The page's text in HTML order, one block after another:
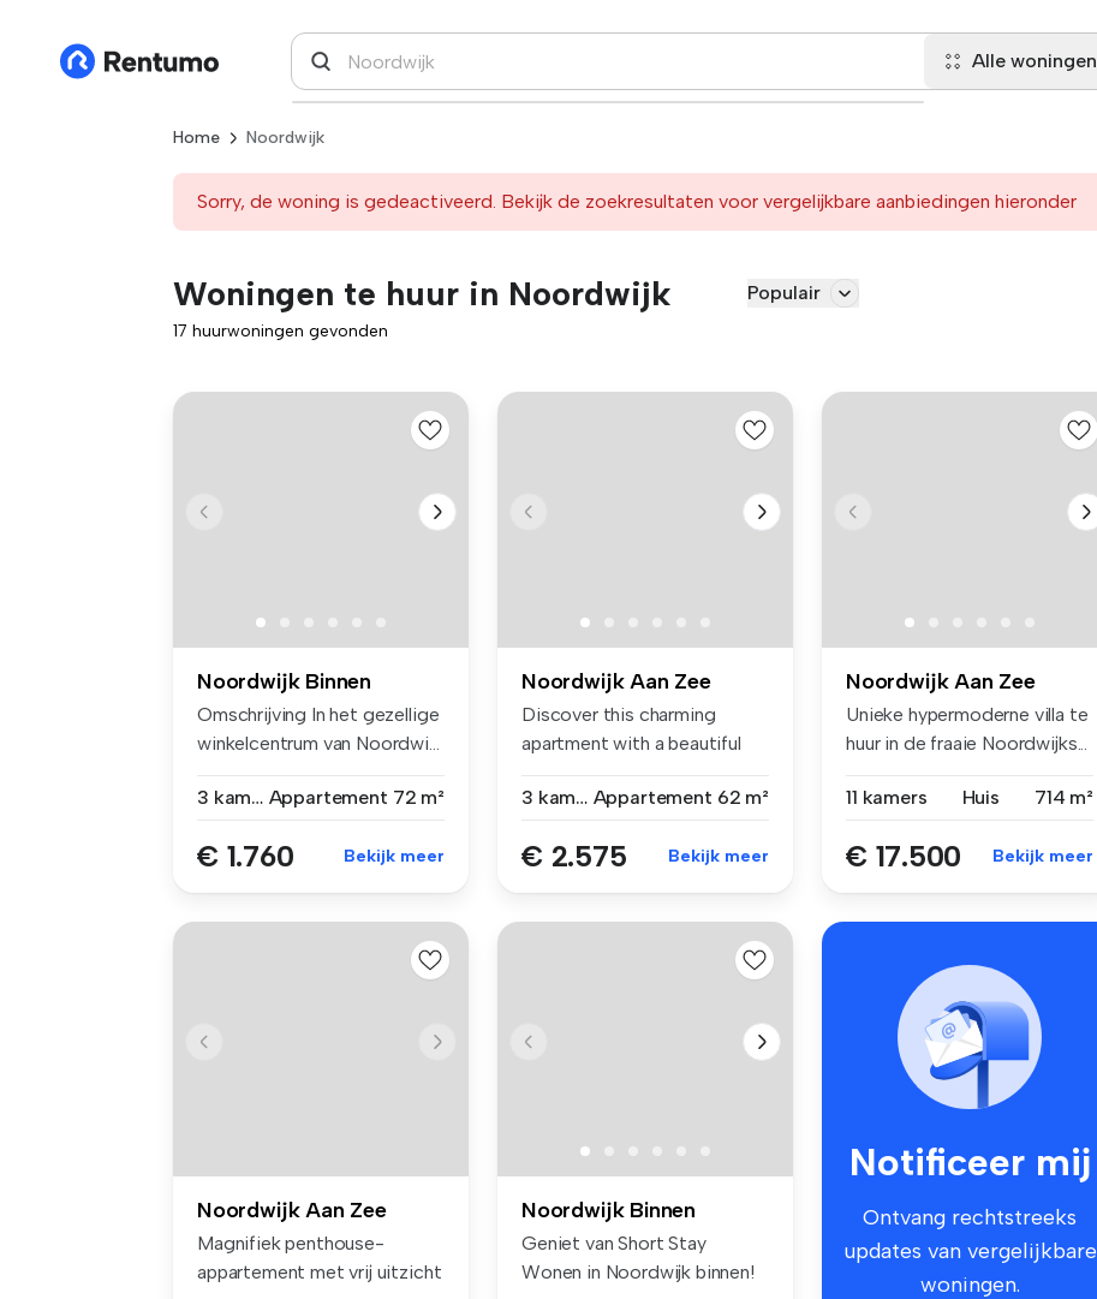
Alle woningen
Home Noordwijk
Sorry, de woning is gedeactiveerd. Bekijk de zoekresultaten voor vergelijkbare aanbiedingen hieronder
Woningen te huur in Noordwijk Populair
17 huurwoningen gevonden
Noordwijk Binnen
Omschrijving In het gezellige
winkelcentrum van Noordwi...
3 kamers Appartement 72 m²
€ 1.760 Bekijk meer
Noordwijk Aan Zee
Discover this charming
apartment with a beautiful
3 kamers Appartement 62 m²
€ 2.575 Bekijk meer
Noordwijk Aan Zee
Unieke hypermoderne villa te
huur in de fraaie Noordwijks...
11 kamers Huis 714 m²
€ 17.500 Bekijk meer
Noordwijk Aan Zee
Magnifiek penthouse-
appartement met vrij uitzicht
Noordwijk Binnen
Geniet van Short Stay
Wonen in Noordwijk binnen!
Notificeer mij
Ontvang rechtstreeks
updates van vergelijkbare
woningen.